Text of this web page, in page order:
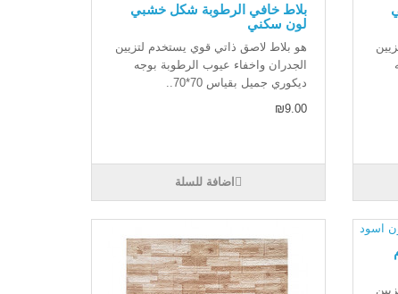
بلاط خافي الرطوبة شكل خشبي
لون سكني
هو بلاط لاصق ذاتي قوي يستخدم لتزيين
الجدران واخفاء عيوب الرطوبة بوجه
ديكوري جميل بقياس 70*70..
₪9.00
اضافة للسلة